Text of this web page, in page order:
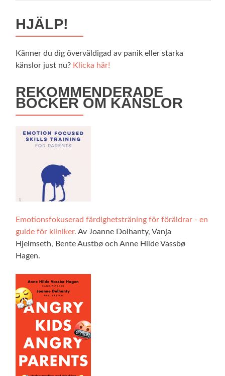
HJÄLP!
Känner du dig överväldigad av panik eller starka
känslor just nu? Klicka här!
REKOMMENDERADE
BÖCKER OM KÄNSLOR
Emotionsfokuserad färdighetsträning för föräldrar - en
guide för kliniker. Av Joanne Dolhanty, Vanja
Hjelmseth, Bente Austbø och Anne Hilde Vassbø
Hagen.